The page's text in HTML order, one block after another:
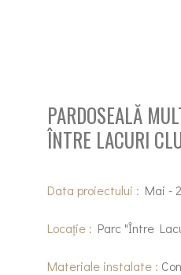
PARDOSEALĂ
ÎNTRE LACURI
Data proiectului : Mai -
Locație : Parc "Între
Materiale instalate :